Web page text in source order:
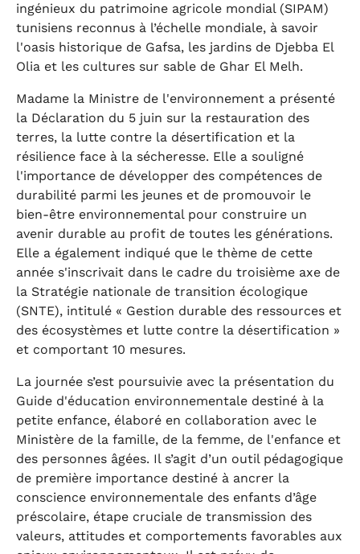
ingénieux du patrimoine agricole mondial (SIPAM)
tunisiens reconnus à l’échelle mondiale, à savoir
l'oasis historique de Gafsa, les jardins de Djebba El
Olia et les cultures sur sable de Ghar El Melh.
Madame la Ministre de l'environnement a présenté
la Déclaration du 5 juin sur la restauration des
terres, la lutte contre la désertification et la
résilience face à la sécheresse. Elle a souligné
l'importance de développer des compétences de
durabilité parmi les jeunes et de promouvoir le
bien-être environnemental pour construire un
avenir durable au profit de toutes les générations.
Elle a également indiqué que le thème de cette
année s'inscrivait dans le cadre du troisième axe de
la Stratégie nationale de transition écologique
(SNTE), intitulé « Gestion durable des ressources et
des écosystèmes et lutte contre la désertification »
et comportant 10 mesures.
La journée s’est poursuivie avec la présentation du
Guide d'éducation environnementale destiné à la
petite enfance, élaboré en collaboration avec le
Ministère de la famille, de la femme, de l'enfance et
des personnes âgées. Il s’agit d’un outil pédagogique
de première importance destiné à ancrer la
conscience environnementale des enfants d’âge
préscolaire, étape cruciale de transmission des
valeurs, attitudes et comportements favorables aux